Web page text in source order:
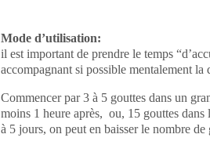
Mode d’utilisation:
il est important de prendre le temps
accompagnant si possible mentalement
Commencer par 3 à 5 gouttes dans un
moins 1 heure après, ou, 15 gouttes
à 5 jours, on peut en baisser le nombre